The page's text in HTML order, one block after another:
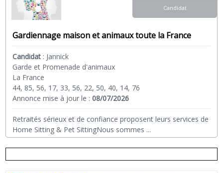
Gardiennage maison et animaux toute la France
Candidat : Jannick
Garde et Promenade d'animaux
La France
44, 85, 56, 17, 33, 56, 22, 50, 40, 14, 76
Annonce mise à jour le :08/07/2026
Retraités sérieux et de confiance proposent leurs services de
Home Sitting & Pet SittingNous sommes ...
Candidat